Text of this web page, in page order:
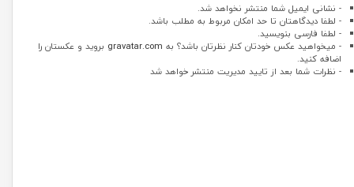
- نشانی ایمیل شما منتشر نخواهد شد.
- لطفا دیدگاهتان تا حد امکان مربوط به مطلب باشد.
- لطفا فارسی بنویسید.
- میخواهید عکس خودتان کنار نظرتان باشد؟ به gravatar.com بروید و عکستان را
اضافه کنید.
- نظرات شما بعد از تایید مدیریت منتشر خواهد شد